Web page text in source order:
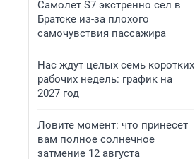
Самолет S7 экстренно сел в
Братске из-за плохого
самочувствия пассажира
Нас ждут целых семь коротких
рабочих недель: график на
2027 год
Ловите момент: что принесет
вам полное солнечное
затмение 12 августа